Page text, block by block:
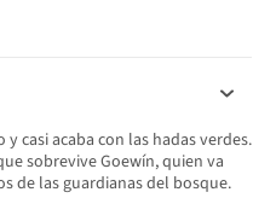
casi acaba con las hadas verdes.
sobrevive Goewín, quien va
de las guardianas del bosque.